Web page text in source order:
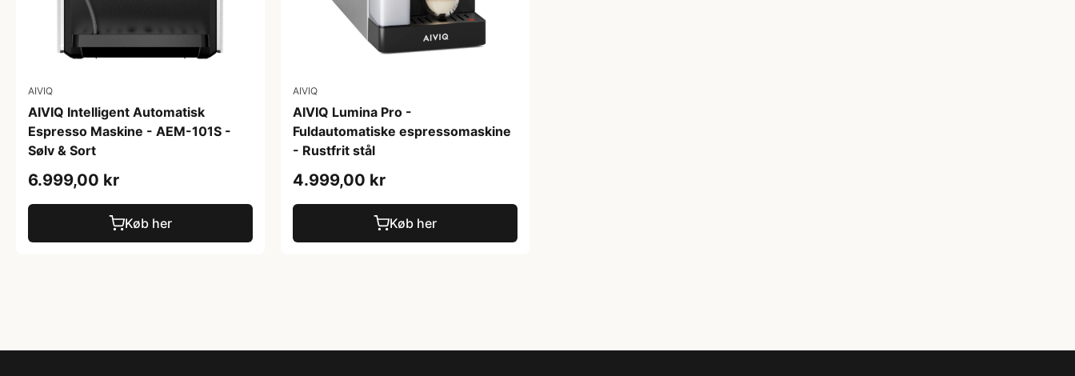
AIVIQ
AIVIQ Intelligent Automatisk
Espresso Maskine - AEM-101S -
Sølv & Sort
6.999,00 kr
Køb her
AIVIQ
AIVIQ Lumina Pro -
Fuldautomatiske espressomaskine
- Rustfrit stål
4.999,00 kr
Køb her